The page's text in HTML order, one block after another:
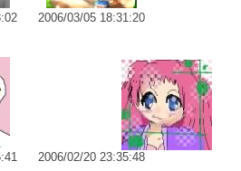
2006/03/05 18:31:20
2006/02/20 23:35:48